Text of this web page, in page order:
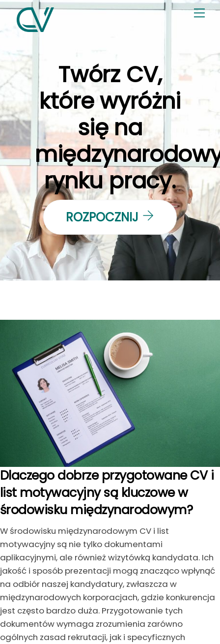
Skip
content
Twórz CV,
które wyróżni
się na
rynku pracy.
ROZPOCZNIJ
Dlaczego dobrze przygotowane CV i
list motywacyjny są kluczowe w
środowisku międzynarodowym?
W środowisku międzynarodowym CV i list
motywacyjny są nie tylko dokumentami
aplikacyjnymi, ale również wizytówką kandydata. Ich
jakość i sposób prezentacji mogą znacząco wpłynąć
na odbiór naszej kandydatury, zwłaszcza w
międzynarodowych korporacjach, gdzie konkurencja
jest często bardzo duża. Przygotowanie tych
dokumentów wymaga zrozumienia zarówno
ogólnych zasad rekrutacji, jak i specyficznych